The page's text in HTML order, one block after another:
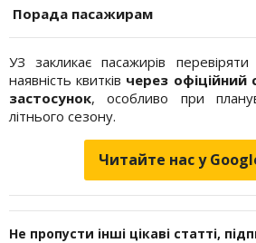
Порада пасажирам
УЗ закликає пасажирів перевіряти
наявність квитків через офіційний
застосунок, особливо при
літнього сезону.
Читайте нас у
Не пропусти інші цікаві статті,